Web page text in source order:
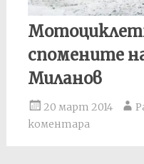
спомените
Миланов
20 март 2014
коментара